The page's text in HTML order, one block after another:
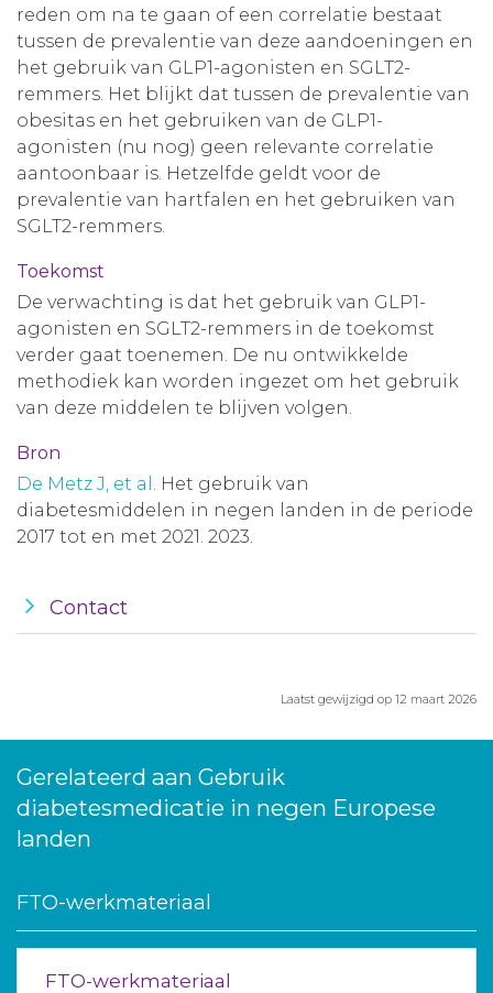
reden om na te gaan of een correlatie bestaat
tussen de prevalentie van deze aandoeningen en
het gebruik van GLP1-agonisten en SGLT2-
remmers. Het blijkt dat tussen de prevalentie van
obesitas en het gebruiken van de GLP1-
agonisten (nu nog) geen relevante correlatie
aantoonbaar is. Hetzelfde geldt voor de
prevalentie van hartfalen en het gebruiken van
SGLT2-remmers.
Toekomst
De verwachting is dat het gebruik van GLP1-
agonisten en SGLT2-remmers in de toekomst
verder gaat toenemen. De nu ontwikkelde
methodiek kan worden ingezet om het gebruik
van deze middelen te blijven volgen.
Bron
De Metz J, et al . Het gebruik van
diabetesmiddelen in negen landen in de periode
2017 tot en met 2021. 2023.
Contact
Laatst gewijzigd op 12 maart 2026
Gerelateerd aan Gebruik
diabetesmedicatie in negen Europese
landen
FTO-werkmateriaal
FTO-werkmateriaal